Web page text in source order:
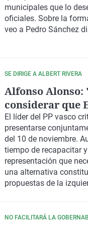
municipales que lo
oficiales. Sobre la
veo a Pedro Sánchez
SE DIRIGE A ALBERT RIVERA
Alfonso
considerar que
representación
El líder del PP vasco
presentarse
del 10 de noviembre.
tiempo de recapacitar
representación que
una alternativa
propuestas de la
NO FACILITARÁ LA